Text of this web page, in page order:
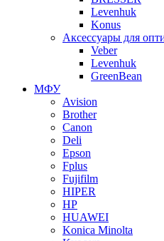
Levenhuk
Konus
Аксессуары для
Veber
Levenhuk
GreenBean
МФУ
Avision
Brother
Canon
Deli
Epson
Fplus
Fujifilm
HIPER
HP
HUAWEI
Konica Minolta